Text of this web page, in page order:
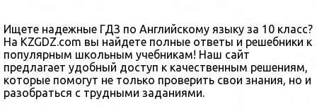
Ищете надежные ГДЗ по Английскому языку за 10 класс?
На KZGDZ.com вы найдете полные ответы и решебники к
популярным школьным учебникам! Наш сайт
предлагает удобный доступ к качественным решениям,
которые помогут не только проверить свои знания, но и
разобраться с трудными заданиями.